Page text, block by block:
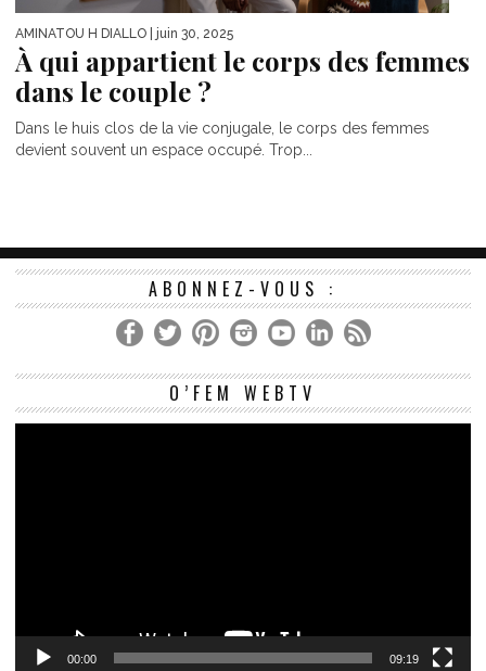
AMINATOU H DIALLO | juin 30, 2025
À qui appartient le corps des femmes
dans le couple ?
Dans le huis clos de la vie conjugale, le corps des femmes
devient souvent un espace occupé. Trop...
ABONNEZ-VOUS :
O’FEM WEBTV
00:00 09:19